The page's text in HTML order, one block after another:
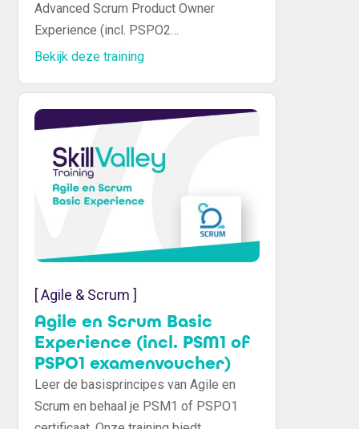
Advanced Scrum Product Owner
Experience (incl. PSPO2
examenvoucher) training. Leer
productbeheer en het behalen van je
PSPO2-certificaat. Inclusief
Bekijk deze training
[ Agile & Scrum ]
Agile en Scrum Basic
Experience (incl. PSM1 of
PSPO1 examenvoucher)
Leer de basisprincipes van Agile en
Scrum en behaal je PSM1 of PSPO1